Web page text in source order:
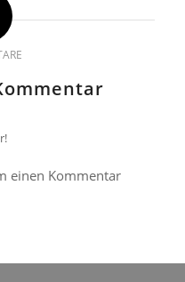
einen Kommentar